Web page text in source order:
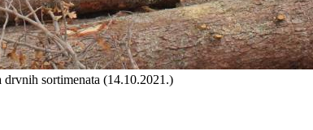
drvnih sortimenata (14‎.10‎.2021‎.)